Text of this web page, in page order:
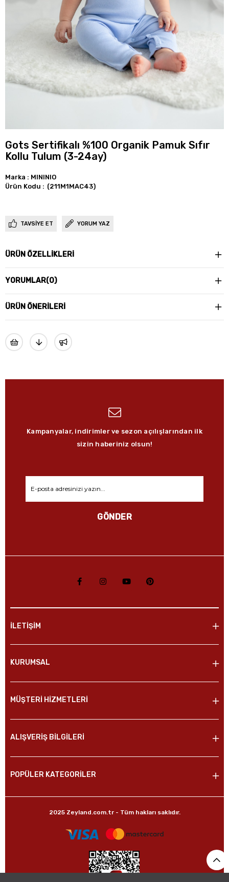
Gots Sertifikalı %100 Organik Pamuk Sıfır
Kollu Tulum (3-24ay)
Marka : MININIO
(211M1MAC43)
TAVSIYE ET YORUM YAZ
ÜRÜN ÖZELLIKLERI
YORUMLAR(0)
ÜRÜN ÖNERILERI
Kampanyalar, indirimler ve sezon açılışlarından ilk
sizin haberiniz olsun!
GÖNDER
İLETİŞİM
KURUMSAL
MÜŞTERİ HİZMETLERİ
ALIŞVERİŞ BİLGİLERİ
POPÜLER KATEGORİLER
2025 Zeyland.com.tr - Tüm hakları saklıdır.